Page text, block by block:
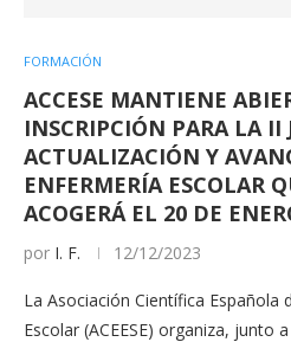
FORMACIÓN
ACCESE MANTIENE
INSCRIPCIÓN PARA LA II
ACTUALIZACIÓN Y
ENFERMERÍA ESCOLAR
ACOGERÁ EL 20 DE
por I. F. 12/12/2023
La Asociación Científica Española
Escolar (ACEESE) organiza, junto